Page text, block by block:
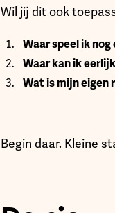
Wil jij dit ook
Waar speel ik nog
Waar kan ik
Wat is mijn eigen
Begin daar. Kleine